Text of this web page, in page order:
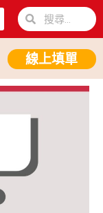
線上填單